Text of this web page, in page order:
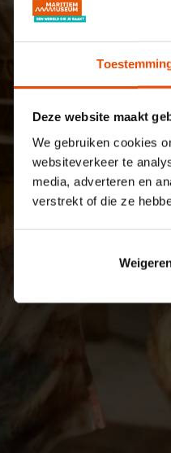
Deze website maakt
We gebruiken cookies
websiteverkeer te
media, adverteren en
verstrekt of die ze